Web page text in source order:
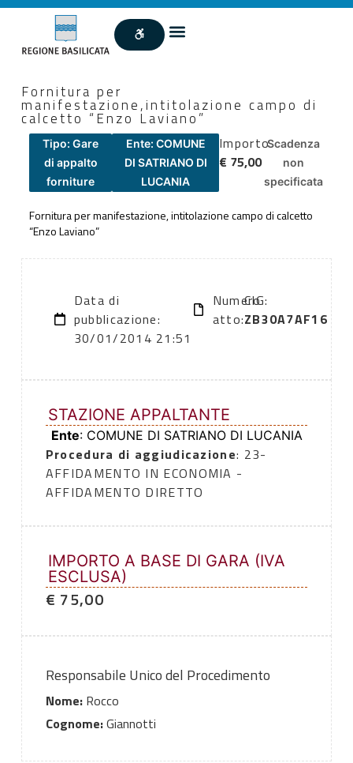
Fornitura per
manifestazione,intitolazione campo di
calcetto “Enzo Laviano”
Tipo: Gare
di appalto
forniture
Ente: COMUNE
DI SATRIANO DI
LUCANIA
Importo
€ 75,00
Scadenza
non
specificata
Fornitura per manifestazione, intitolazione campo di calcetto
“Enzo Laviano”
Data di
pubblicazione:
30/01/2014 21:51
Numero
atto:
CIG:
ZB30A7AF16
STAZIONE APPALTANTE
Ente: COMUNE DI SATRIANO DI LUCANIA
Procedura di aggiudicazione: 23-
AFFIDAMENTO IN ECONOMIA -
AFFIDAMENTO DIRETTO
IMPORTO A BASE DI GARA (IVA
ESCLUSA)
€ 75,00
Responsabile Unico del Procedimento
Nome:Rocco
Cognome:Giannotti